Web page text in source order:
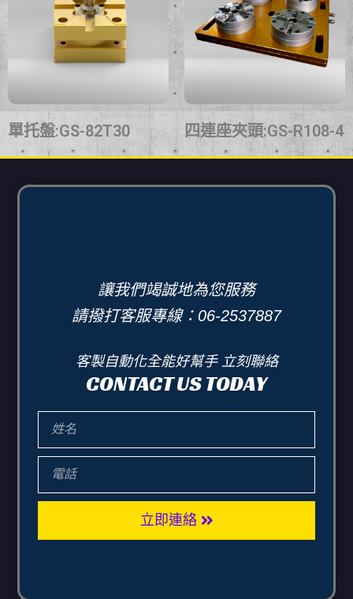
單托盤:GS-82T30 四連座夾頭:GS-R108-4
讓我們竭誠地為您服務
請撥打客服專線：06-2537887
客製自動化全能好幫手 立刻聯絡
CONTACT US TODAY
立即連絡